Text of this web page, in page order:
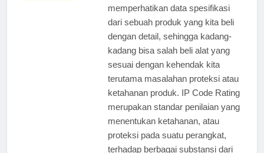
memperhatikan data spesifikasi
dari sebuah produk yang kita beli
dengan detail, sehingga kadang-
kadang bisa salah beli alat yang
sesuai dengan kehendak kita
terutama masalahan proteksi atau
ketahanan produk. IP Code Rating
merupakan standar penilaian yang
menentukan ketahanan, atau
proteksi pada suatu perangkat,
terhadap berbagai substansi dari